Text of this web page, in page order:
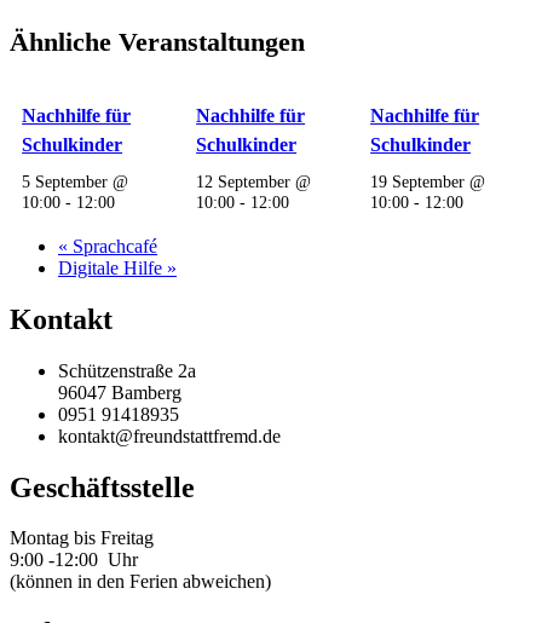
Ähnliche Veranstaltungen
Nachhilfe für
Schulkinder
5 September @
10:00 - 12:00
Nachhilfe für
Schulkinder
12 September @
10:00 - 12:00
Nachhilfe für
Schulkinder
19 September @
10:00 - 12:00
« Sprachcafé
Digitale Hilfe »
Kontakt
Schützenstraße 2a
96047 Bamberg
0951 91418935
kontakt@freundstattfremd.de
Geschäftsstelle
Montag bis Freitag
9:00 -12:00 Uhr
(können in den Ferien abweichen)